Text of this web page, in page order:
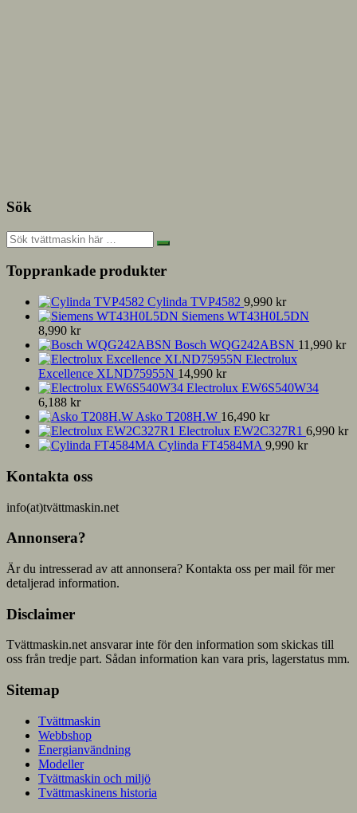
Sök
Topprankade produkter
Cylinda TVP4582 9,990 kr
Siemens WT43H0L5DN
8,990 kr
Bosch WQG242ABSN 11,990 kr
Electrolux
Excellence XLND75955N 14,990 kr
Electrolux EW6S540W34
6,188 kr
Asko T208H.W 16,490 kr
Electrolux EW2C327R1 6,990 kr
Cylinda FT4584MA 9,990 kr
Kontakta oss
info(at)tvättmaskin.net
Annonsera?
Är du intresserad av att annonsera? Kontakta oss per mail för mer
detaljerad information.
Disclaimer
Tvättmaskin.net ansvarar inte för den information som skickas till
oss från tredje part. Sådan information kan vara pris, lagerstatus mm.
Sitemap
Tvättmaskin
Webbshop
Energianvändning
Modeller
Tvättmaskin och miljö
Tvättmaskinens historia